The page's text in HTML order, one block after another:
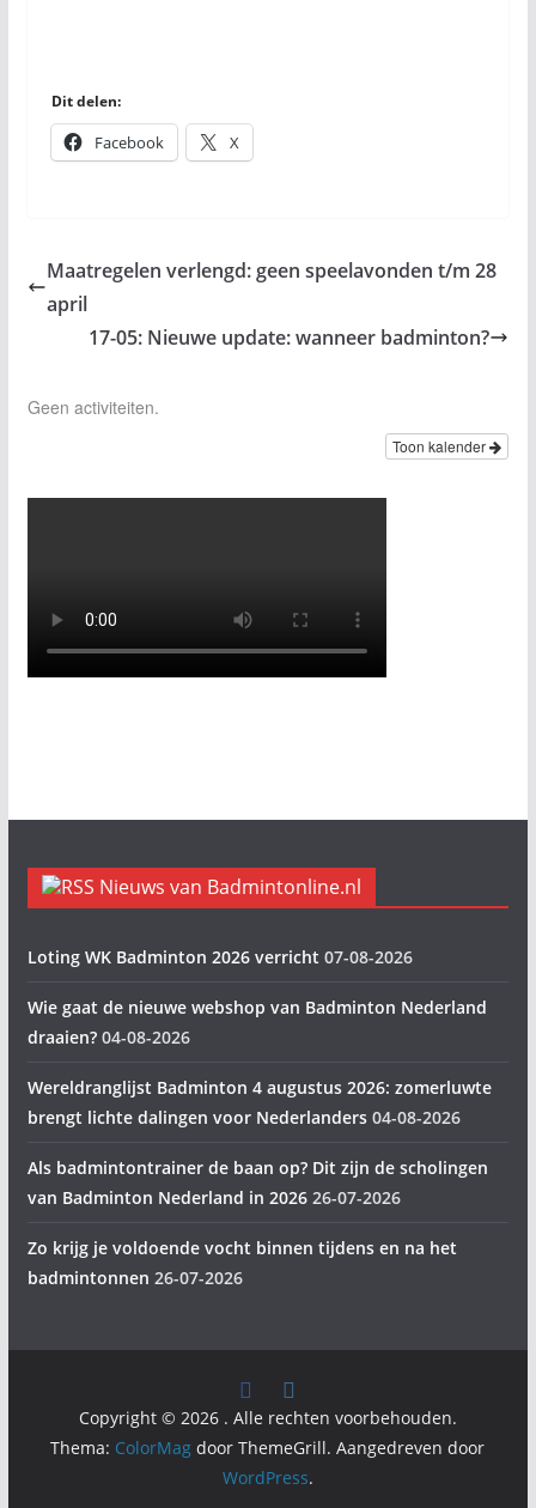
Dit delen:
Facebook X
Maatregelen verlengd: geen speelavonden t/m 28
april
17-05: Nieuwe update: wanneer badminton?
Geen activiteiten.
Toon kalender
Nieuws van Badmintonline.nl
Loting WK Badminton 2026 verricht 07-08-2026
Wie gaat de nieuwe webshop van Badminton Nederland
draaien? 04-08-2026
Wereldranglijst Badminton 4 augustus 2026: zomerluwte
brengt lichte dalingen voor Nederlanders 04-08-2026
Als badmintontrainer de baan op? Dit zijn de scholingen
van Badminton Nederland in 2026 26-07-2026
Zo krijg je voldoende vocht binnen tijdens en na het
badmintonnen 26-07-2026
Copyright © 2026 . Alle rechten voorbehouden.
Thema: ColorMag door ThemeGrill. Aangedreven door
WordPress.